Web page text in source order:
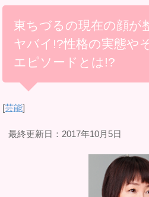
東ちづるの現在の顔が
ヤバイ!?性格の実態や
エピソードとは!?
[芸能]
最終更新日：2017年10月5日